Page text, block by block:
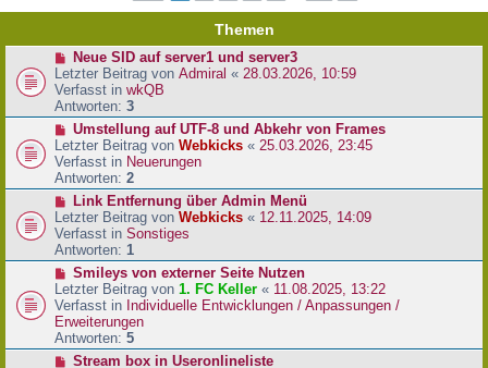
Themen
N
e
u
e
r
B
e
i
t
a
g
Neue SID auf server1 und server3
Letzter Beitrag von Admiral « 28.03.2026, 10:59
Verfasst in wkQB
Antworten: 3
N
e
u
e
r
B
e
i
t
a
g
Umstellung auf UTF-8 und Abkehr von Frames
Letzter Beitrag von Webkicks « 25.03.2026, 23:45
Verfasst in Neuerungen
Antworten: 2
N
e
u
e
r
B
e
i
t
r
a
Link Entfernung über Admin Menü
Letzter Beitrag von Webkicks « 12.11.2025, 14:09
Verfasst in Sonstiges
Antworten: 1
N
e
u
e
r
B
Smileys von externer Seite Nutzen
Letzter Beitrag von 1. FC Keller « 11.08.2025, 13:22
Verfasst in Individuelle Entwicklungen / Anpassungen /
Erweiterungen
Antworten: 5
NStream box in Useronlineliste